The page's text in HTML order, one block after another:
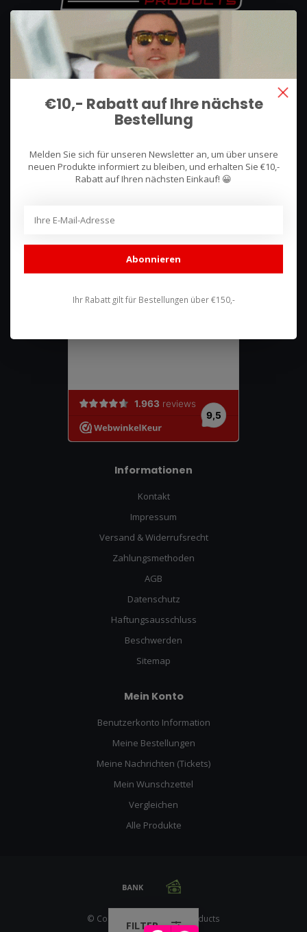
We use what we sell, that's the difference!
Hullerpad 13Q
Lunteren, Nederland
085 744 4602
shop@racing-products.com
Bewertungen
Informationen
Kontakt
Impressum
Versand & Widerrufsrecht
Zahlungsmethoden
AGB
Datenschutz
Haftungsausschluss
Beschwerden
Sitemap
Mein Konto
Benutzerkonto Information
Meine Bestellungen
Meine Nachrichten (Tickets)
Mein Wunschzettel
Vergleichen
Alle Produkte
© Copyright 2026 Racing Products
FILTER
€10,- Rabatt auf Ihre nächste
Bestellung
Melden Sie sich für unseren Newsletter an, um über unsere
neuen Produkte informiert zu bleiben, und erhalten Sie €10,-
Rabatt auf Ihren nächsten Einkauf! 😀
Abonnieren
Ihr Rabatt gilt für Bestellungen über €150,-